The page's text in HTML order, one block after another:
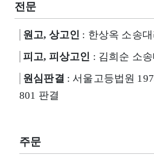
전문
원고, 상고인 : 한상옥 소송
피고, 피상고인 : 김희순 소
원심판결 : 서울고등법원
801 판결
주문